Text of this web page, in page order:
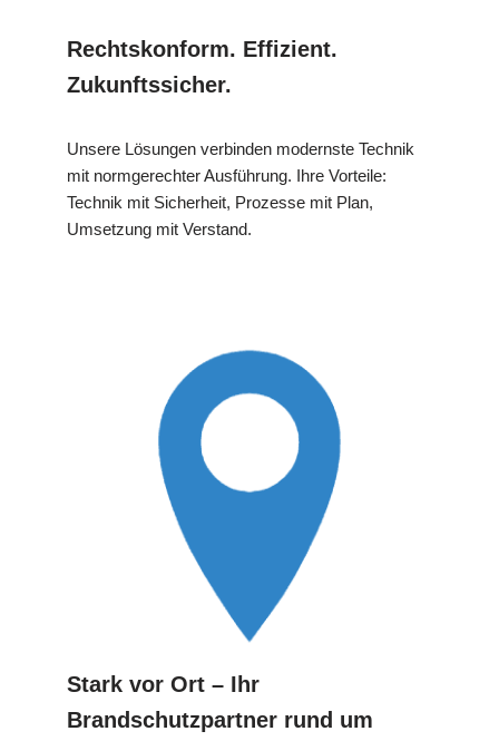
Rechtskonform. Effizient.
Zukunftssicher.
Unsere Lösungen verbinden modernste Technik
mit normgerechter Ausführung. Ihre Vorteile:
Technik mit Sicherheit, Prozesse mit Plan,
Umsetzung mit Verstand.
Stark vor Ort – Ihr
Brandschutzpartner rund um